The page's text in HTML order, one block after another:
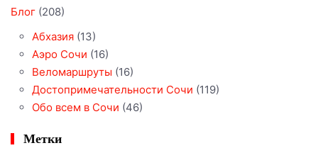
Блог (208)
Абхазия (13)
Аэро Сочи (16)
Веломаршруты (16)
Достопримечательности Сочи (119)
Обо всем в Сочи (46)
Метки